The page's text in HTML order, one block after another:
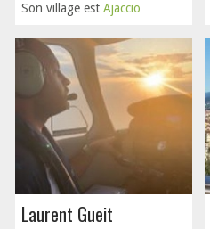
Son village est Ajaccio
Laurent Gueit